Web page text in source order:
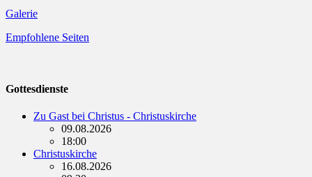
Galerie
Empfohlene Seiten
Gottesdienste
Zu Gast bei Christus - Christuskirche
09.08.2026
18:00
Christuskirche
16.08.2026